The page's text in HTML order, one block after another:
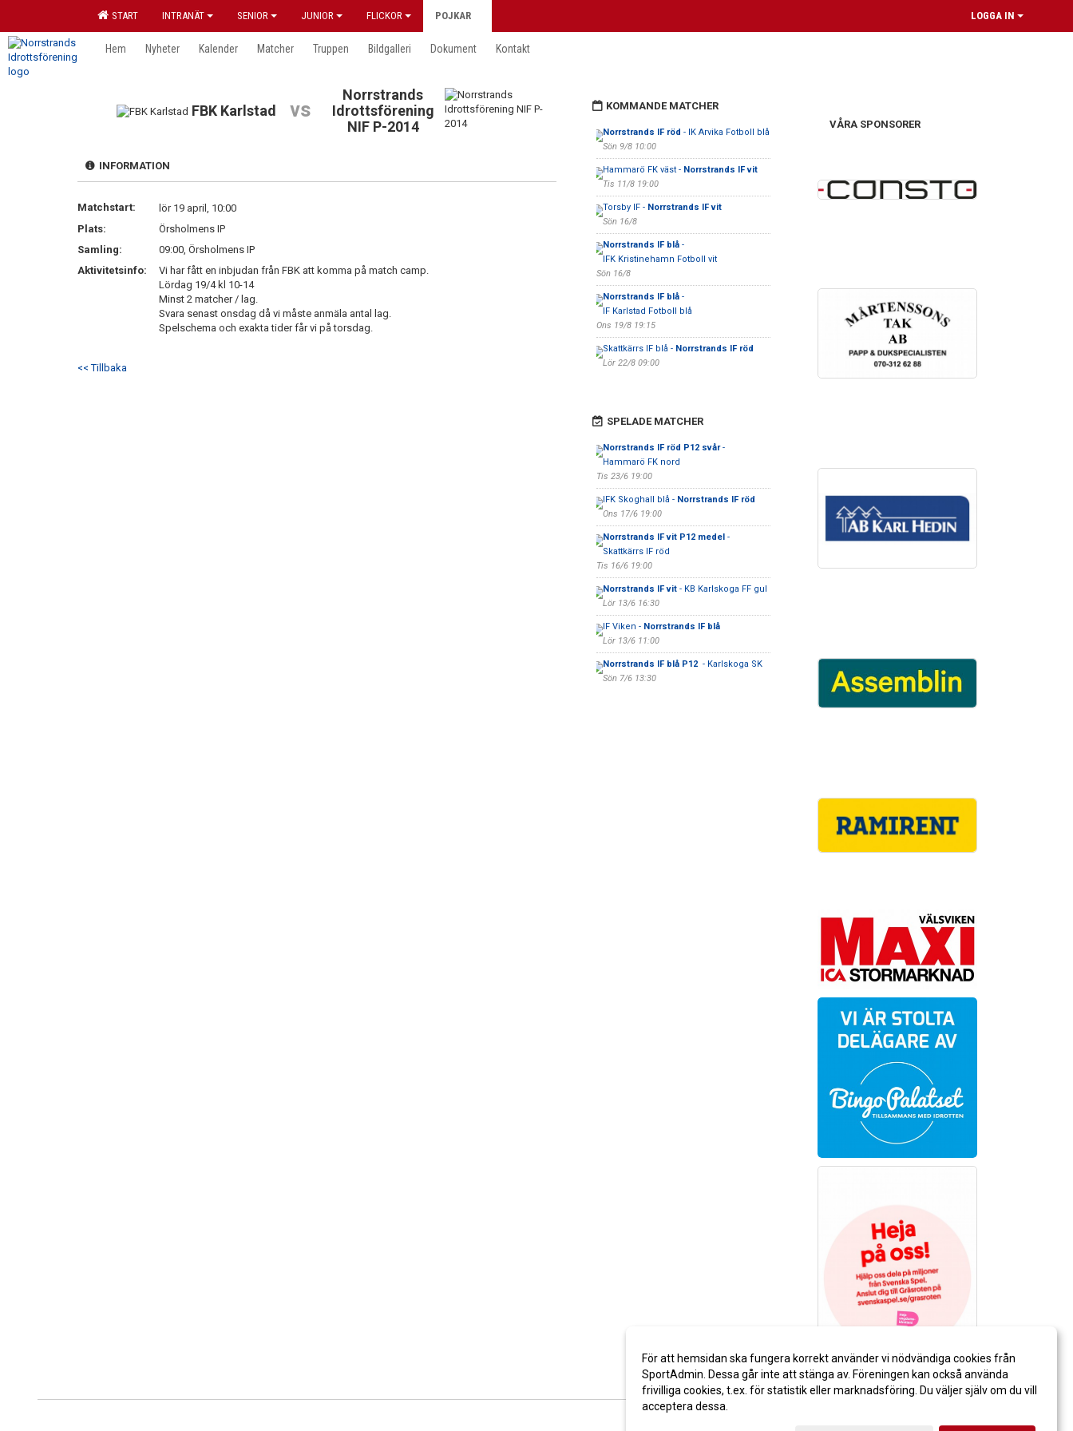
START INTRANÄT SENIOR JUNIOR FLICKOR POJKAR LOGGA IN
Hem Nyheter Kalender Matcher Truppen Bildgalleri Dokument Kontakt
FBK Karlstad vs
Norrstrands
Idrottsförening
NIF P-2014
INFORMATION
Matchstart:
lör 19 april, 10:00
Plats:
Örsholmens IP
Samling:
09:00, Örsholmens IP
Aktivitetsinfo:
Vi har fått en inbjudan från FBK att komma på match camp.
Lördag 19/4 kl 10-14
Minst 2 matcher / lag.
Svara senast onsdag då vi måste anmäla antal lag.
Spelschema och exakta tider får vi på torsdag.
<< Tillbaka
KOMMANDE MATCHER
Norrstrands IF röd - IK Arvika Fotboll blå
Sön 9/8 10:00
Hammarö FK väst - Norrstrands IF vit
Tis 11/8 19:00
Torsby IF - Norrstrands IF vit
Sön 16/8
Norrstrands IF blå-
IFK Kristinehamn Fotboll vit
Sön 16/8
Norrstrands IF blå-
IF Karlstad Fotboll blå
Ons 19/8 19:15
Skattkärrs IF blå - Norrstrands IF röd
Lör 22/8 09:00
SPELADE MATCHER
Norrstrands IF röd P12 svår-
Hammarö FK nord
Tis 23/6 19:00
IFK Skoghall blå - Norrstrands IF röd
Ons 17/6 19:00
Norrstrands IF vit P12 medel-
Skattkärrs IF röd
Tis 16/6 19:00
Norrstrands IF vit- KB Karlskoga FF gul
Lör 13/6 16:30
IF Viken - Norrstrands IF blå
Lör 13/6 11:00
Norrstrands IF blå P12 - Karlskoga SK
Sön 7/6 13:30
VÅRA SPONSORER
För att hemsidan ska fungera korrekt använder vi nödvändiga cookies från
SportAdmin. Dessa går inte att stänga av. Föreningen kan också använda
frivilliga cookies, t.ex. för statistik eller marknadsföring. Du väljer själv om du vill
acceptera dessa.